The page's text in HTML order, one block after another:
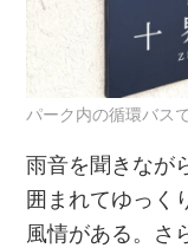
パーク内の循環バス
雨音を聞きなが
囲まれてゆっく
風情がある。さ